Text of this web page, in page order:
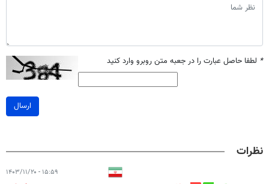
* لطفا حاصل عبارت را در جعبه متن روبرو وارد کنید
ارسال
نظرات
۱۵:۵۹ - ۱۴۰۳/۱۱/۲۰